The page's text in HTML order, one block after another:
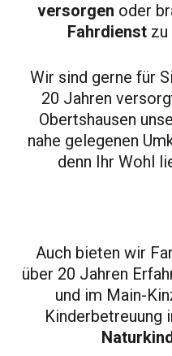
versorgen oder
Fahrdienst zu
Wir sind gerne für
20 Jahren
Obertshausen
nahe gelegenen
denn Ihr Wohl
Auch bieten wir
über 20 Jahren
und im Main-
Kinderbetreuung